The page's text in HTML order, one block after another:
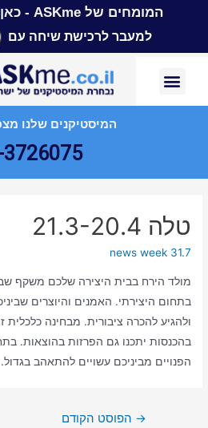
המומחים של ASKme - כאן, במיוחד בשבילך
למעבר לרכישת שיחה עם
המיסטיקנים שלנו
טלה 21.3-20.4
news week 31.7
מולד הירח בבית היצירה שלכם משקף
בתחום היצירתי. האמנים והיוצרים
ולהגיע להכרה ציבורית. מבחינה כלכלית
בהכנסות יתכנו גם הפרזות בהוצאות.
הפנויים מביניכם עשויים להתאהב בגדול.
→ הפוסט הקודם